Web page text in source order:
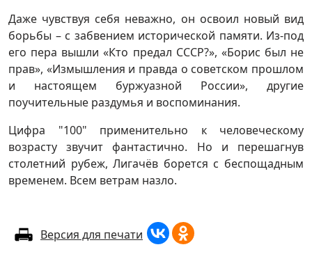
Даже чувствуя себя неважно, он освоил новый вид
борьбы – с забвением исторической памяти. Из-под
его пера вышли «Кто предал СССР?», «Борис был не
прав», «Измышления и правда о советском прошлом
и настоящем буржуазной России», другие
поучительные раздумья и воспоминания.
Цифра "100" применительно к человеческому
возрасту звучит фантастично. Но и перешагнув
столетний рубеж, Лигачёв борется с беспощадным
временем. Всем ветрам назло.
Версия для печати